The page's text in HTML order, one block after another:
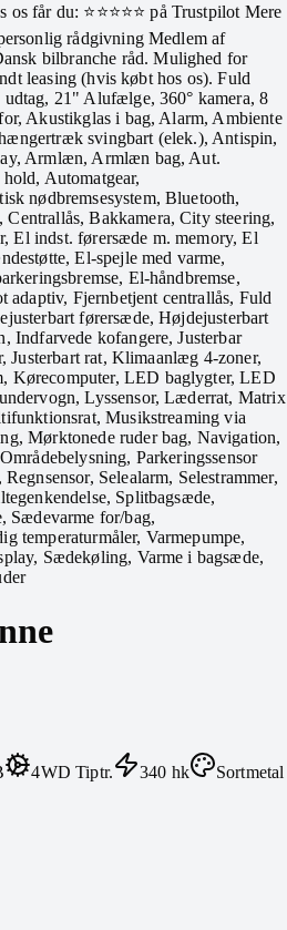
får du: ⭐⭐⭐⭐⭐ på Trustpilot Mere
rådgivning Medlem af
bilbranche råd. Mulighed for
leasing (hvis købt hos os). Fuld
21" Alufælge, 360° kamera, 8
Akustikglas i bag, Alarm, Ambiente
svingbart (elek.), Antispin,
Armlæn, Armlæn bag, Aut.
Automatgear,
nødbremsesystem, Bluetooth,
Bakkamera, City steering,
El indst. førersæde m. memory, El
El-spejle med varme,
El-håndbremse,
adaptiv, Fjernbetjent centrallås, Fuld
førersæde, Højdejusterbart
Indfarvede kofangere, Justerbar
Justerbart rat, Klimaanlæg 4-zoner,
Kørecomputer, LED baglygter, LED
Lyssensor, Læderrat, Matrix
Musikstreaming via
Mørktonede ruder bag, Navigation,
Parkeringssensor
Selealarm, Selestrammer,
Splitbagsæde,
Sædevarme for/bag,
temperaturmåler, Varmepumpe,
Sædekøling, Varme i bagsæde,
4WD Tiptr. 340 hk
Sortmetal